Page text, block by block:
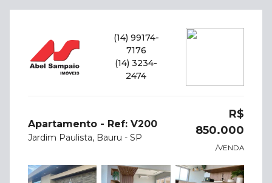
(14) 99174-
7176
(14) 3234-
2474
Apartamento - Ref: V200
Jardim Paulista, Bauru - SP
R$
850.000
/VENDA